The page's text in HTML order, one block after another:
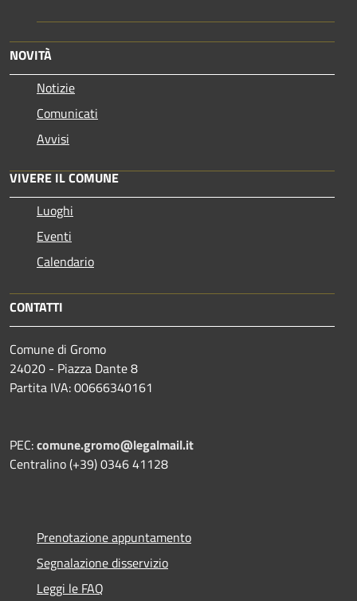
NOVITÀ
Notizie
Comunicati
Avvisi
VIVERE IL COMUNE
Luoghi
Eventi
Calendario
CONTATTI
Comune di Gromo
24020 - Piazza Dante 8
Partita IVA: 00666340161
PEC:comune.gromo@legalmail.it
Centralino (+39) 0346 41128
Prenotazione appuntamento
Segnalazione disservizio
Leggi le FAQ